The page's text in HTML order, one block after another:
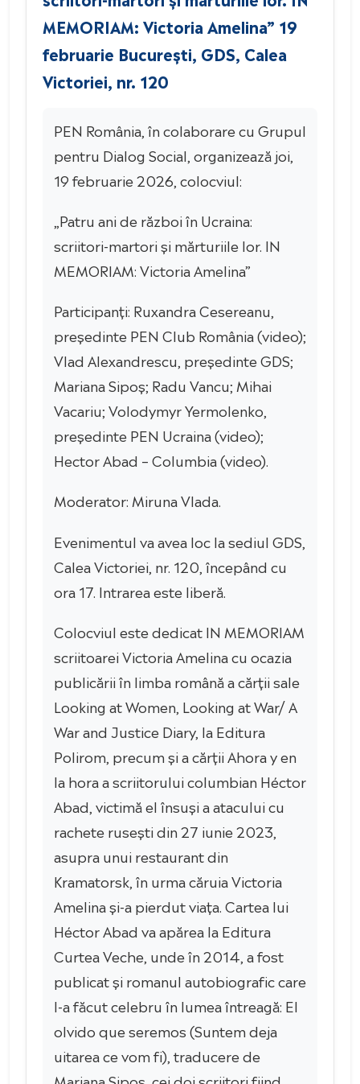
MEMORIAM: Victoria Amelina” 19
februarie București, GDS, Calea
Victoriei, nr. 120
PEN România, în colaborare cu Grupul
pentru Dialog Social, organizează joi,
19 februarie 2026, colocviul:
„Patru ani de război în Ucraina:
scriitori-martori și mărturiile lor. IN
MEMORIAM: Victoria Amelina”
Participanți: Ruxandra Cesereanu,
președinte PEN Club România (video);
Vlad Alexandrescu, președinte GDS;
Mariana Sipoș; Radu Vancu; Mihai
Vacariu; Volodymyr Yermolenko,
președinte PEN Ucraina (video);
Hector Abad – Columbia (video).
Moderator: Miruna Vlada.
Evenimentul va avea loc la sediul GDS,
Calea Victoriei, nr. 120, începând cu
ora 17. Intrarea este liberă.
Colocviul este dedicat IN MEMORIAM
scriitoarei Victoria Amelina cu ocazia
publicării în limba română a cărții sale
Looking at Women, Looking at War/ A
War and Justice Diary, la Editura
Polirom, precum și a cărții Ahora y en
la hora a scriitorului columbian Héctor
Abad, victimă el însuși a atacului cu
rachete rusești din 27 iunie 2023,
asupra unui restaurant din
Kramatorsk, în urma căruia Victoria
Amelina și-a pierdut viața. Cartea lui
Héctor Abad va apărea la Editura
Curtea Veche, unde în 2014, a fost
publicat și romanul autobiografic care
l-a făcut celebru în lumea întreagă: El
olvido que seremos (Suntem deja
uitarea ce vom fi), traducere de
Mariana Sipoș, cei doi scriitori fiind